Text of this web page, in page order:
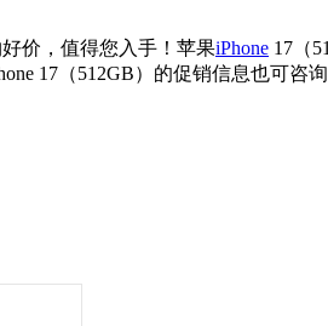
价，值得您入手！苹果iPhone 17（
17（512GB）的促销信息也可咨询